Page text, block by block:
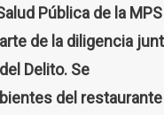
Pública de la
de la diligencia
Delito. Se
del restaurante